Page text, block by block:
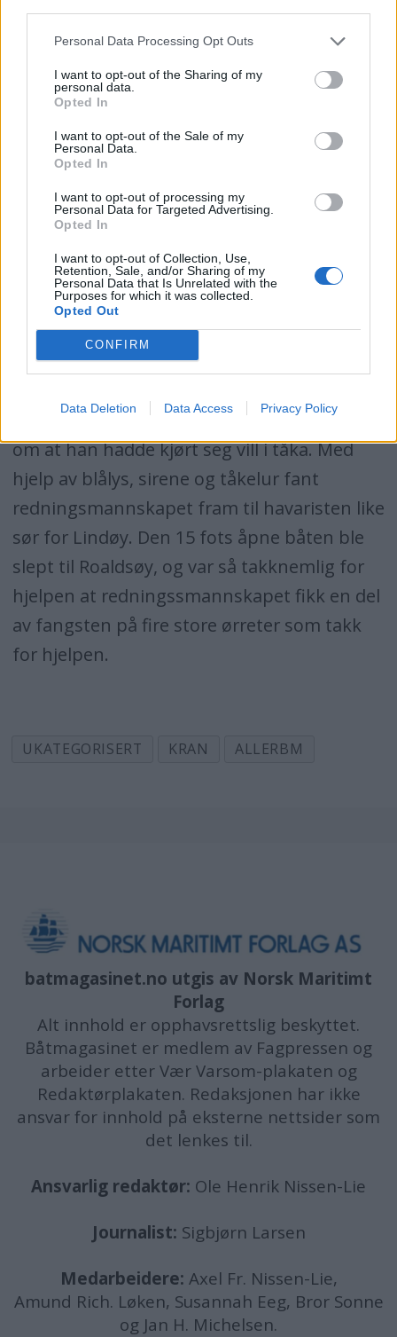
Personal Data Processing Opt Outs
I want to opt-out of the Sharing of my
personal data.
Opted In
I want to opt-out of the Sale of my
Personal Data.
Opted In
I want to opt-out of processing my
Personal Data for Targeted Advertising.
Opted In
I want to opt-out of Collection, Use,
Retention, Sale, and/or Sharing of my
Personal Data that Is Unrelated with the
Purposes for which it was collected.
Opted Out
CONFIRM
Data Deletion Data Access Privacy Policy
Diesellekkasje
Etter hvert måtte redningsmannskapet
igjen i aksjon, denne gangen ble de
oppringt av en båteier med diesellekkasje
ved Eidsund. Tåka var da som en tykk vegg,
men redningsskøyta fant fram til havaristen
som hadde løse lufteskruer på dysene, og
som kunne fortsette ferden mot påskeferie
i Sauda.
Fisketur i tåka
Annonse
Utenfor Kalvøytraktene meldte en båteier
om at han hadde kjørt seg vill i tåka. Med
hjelp av blålys, sirene og tåkelur fant
redningsmannskapet fram til havaristen like
sør for Lindøy. Den 15 fots åpne båten ble
slept til Roaldsøy, og var så takknemlig for
hjelpen at redningssmannskapet fikk en del
av fangsten på fire store ørreter som takk
for hjelpen.
UKATEGORISERT KRAN ALLERBM
batmagasinet.no utgis av Norsk Maritimt
Forlag
Alt innhold er opphavsrettslig beskyttet.
Båtmagasinet er medlem av Fagpressen og
arbeider etter Vær Varsom-plakaten og
Redaktørplakaten. Redaksjonen har ikke
ansvar for innhold på eksterne nettsider som
det lenkes til.
Ansvarlig redaktør: Ole Henrik Nissen-Lie
Journalist: Sigbjørn Larsen
Medarbeidere: Axel Fr. Nissen-Lie,
Amund Rich. Løken, Susannah Eeg, Bror Sonne
og Jan H. Michelsen.